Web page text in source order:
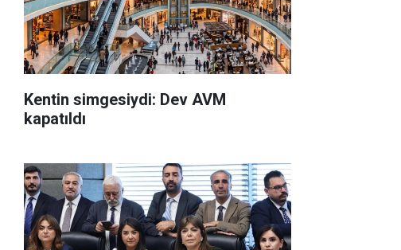
Kentin simgesiydi: Dev AVM
kapatıldı